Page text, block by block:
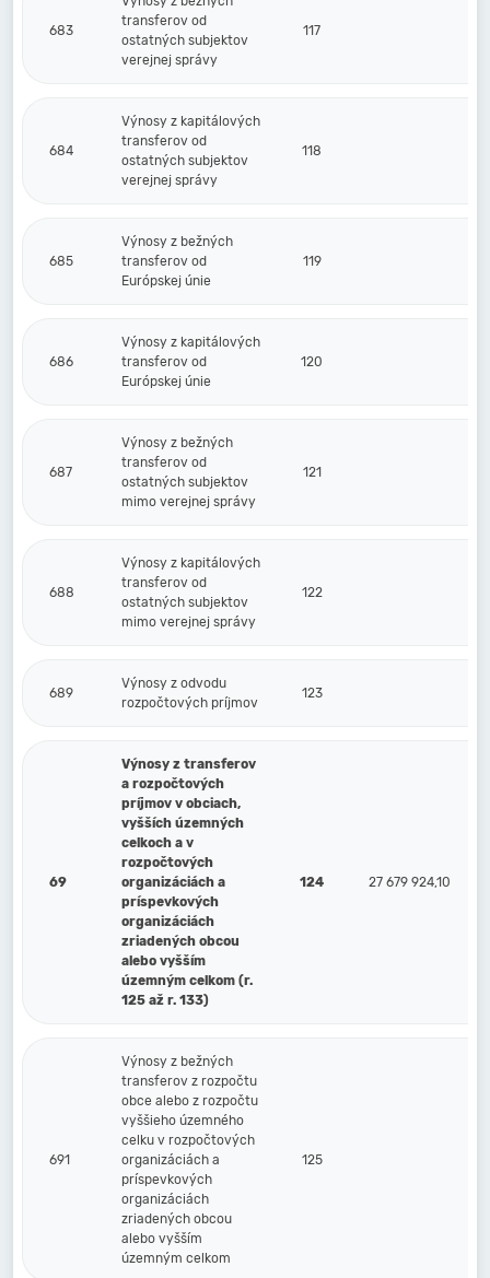
683
transferov od
ostatných subjektov
verejnej správy
117
684
Výnosy z kapitálových
transferov od
ostatných subjektov
verejnej správy
118
685
Výnosy z bežných
transferov od
Európskej únie
119
686
Výnosy z kapitálových
transferov od
Európskej únie
120
687
Výnosy z bežných
transferov od
ostatných subjektov
mimo verejnej správy
121
688
Výnosy z kapitálových
transferov od
ostatných subjektov
mimo verejnej správy
122
689
Výnosy z odvodu
rozpočtových príjmov
123
69
Výnosy z transferov
a rozpočtových
príjmov v obciach,
vyšších územných
celkoch a v
rozpočtových
organizáciách a
príspevkových
organizáciách
zriadených obcou
alebo vyšším
územným celkom (r.
125 až r. 133)
124 27 679 924,10
691
Výnosy z bežných
transferov z rozpočtu
obce alebo z rozpočtu
vyššieho územného
celku v rozpočtových
organizáciách a
príspevkových
organizáciách
zriadených obcou
alebo vyšším
územným celkom
125